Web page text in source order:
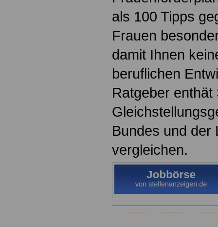
als 100 Tipps
Frauen
damit Ihnen
beruflichen
Ratgeber
Bundes und der
vergleichen.